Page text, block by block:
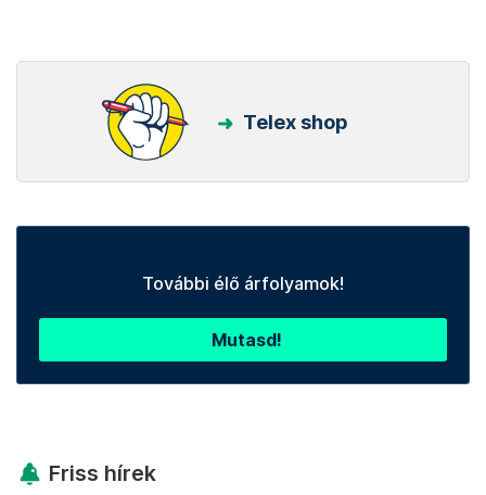
Telex shop
További élő árfolyamok!
Mutasd!
Friss hírek